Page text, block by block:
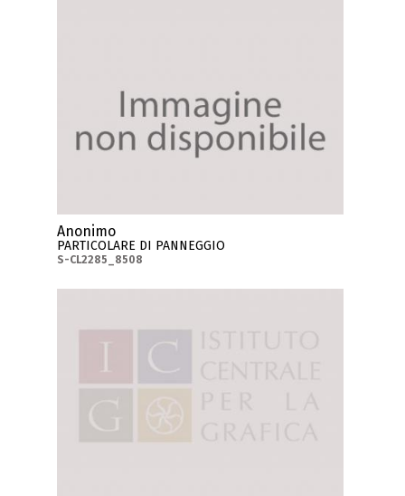
Anonimo
PARTICOLARE DI PANNEGGIO
S-CL2285_8508